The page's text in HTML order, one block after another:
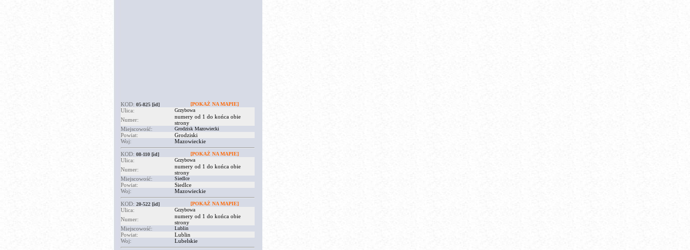
KOD: 05-825 [id] [POKAŻ NA MAPIE]
Ulica: Grzybowa
Numer:
numery od 1 do końca obie
strony
Miejscowość:
Grodzisk Mazowiecki
Powiat:
Grodziski
Woj:
Mazowieckie
KOD: 08-110 [id] [POKAŻ NA MAPIE]
Ulica: Grzybowa
Numer:
numery od 1 do końca obie
strony
Miejscowość:
Siedlce
Powiat:
Siedlce
Woj:
Mazowieckie
KOD: 20-522 [id] [POKAŻ NA MAPIE]
Ulica: Grzybowa
Numer:
numery od 1 do końca obie
strony
Miejscowość:
Lublin
Powiat:
Lublin
Woj:
Lubelskie